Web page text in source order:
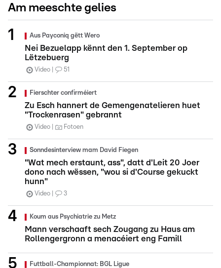
Am meeschte gelies
Aus Payconiq gëtt Wero
Nei Bezuelapp kënnt den 1. September op
Lëtzebuerg
Video 51
Fierschter confirméiert
Zu Esch hannert de Gemengenatelieren huet
"Trockenrasen" gebrannt
Video Fotoen
Sonndesinterview mam David Fiegen
"Wat mech erstaunt, ass", datt d'Leit 20 Joer
dono nach wëssen, "wou si d'Course gekuckt
hunn"
Video 3
Koum aus Psychiatrie zu Metz
Mann verschaaft sech Zougang zu Haus am
Rollengergronn a menacéiert eng Famill
Futtball-Championnat: BGL Ligue